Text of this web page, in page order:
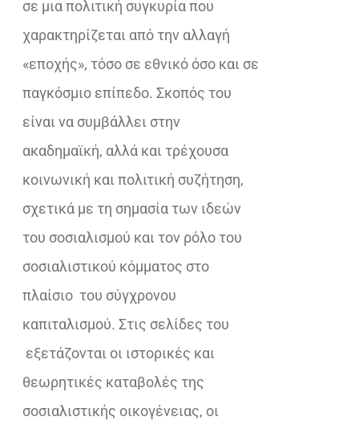
σε μια πολιτική συγκυρία που
χαρακτηρίζεται από την αλλαγή
«εποχής», τόσο σε εθνικό όσο και σε
παγκόσμιο επίπεδο. Σκοπός του
είναι να συμβάλλει στην
ακαδημαϊκή, αλλά και τρέχουσα
κοινωνική και πολιτική συζήτηση,
σχετικά με τη σημασία των ιδεών
του σοσιαλισμού και τον ρόλο του
σοσιαλιστικού κόμματος στο
πλαίσιο του σύγχρονου
καπιταλισμού. Στις σελίδες του
εξετάζονται οι ιστορικές και
θεωρητικές καταβολές της
σοσιαλιστικής οικογένειας, οι